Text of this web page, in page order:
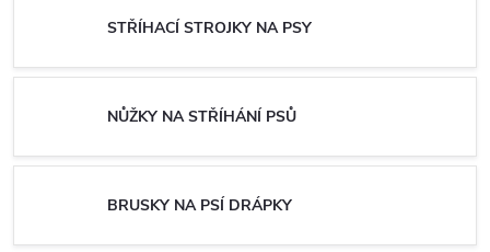
STŘÍHACÍ STROJKY NA PSY
NŮŽKY NA STŘÍHÁNÍ PSŮ
BRUSKY NA PSÍ DRÁPKY